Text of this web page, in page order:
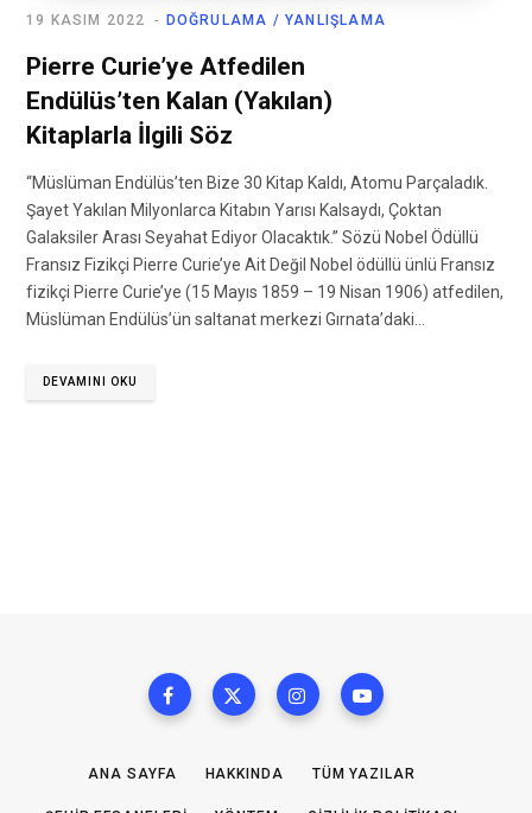
DOĞRULAMA / YANLIŞLAMA
19 KASIM 2022
Pierre Curie’ye Atfedilen
Endülüs’ten Kalan (Yakılan)
Kitaplarla İlgili Söz
“Müslüman Endülüs’ten Bize 30 Kitap Kaldı, Atomu Parçaladık.
Şayet Yakılan Milyonlarca Kitabın Yarısı Kalsaydı, Çoktan
Galaksiler Arası Seyahat Ediyor Olacaktık.” Sözü Nobel Ödüllü
Fransız Fizikçi Pierre Curie’ye Ait Değil Nobel ödüllü ünlü Fransız
fizikçi Pierre Curie’ye (15 Mayıs 1859 – 19 Nisan 1906) atfedilen,
Müslüman Endülüs’ün saltanat merkezi Gırnata’daki…
DEVAMINI OKU
ANA SAYFA HAKKINDA TÜM YAZILAR